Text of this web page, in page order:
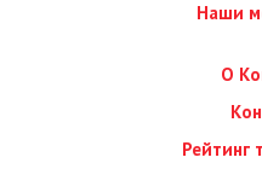
Наши
О
Рейтинг